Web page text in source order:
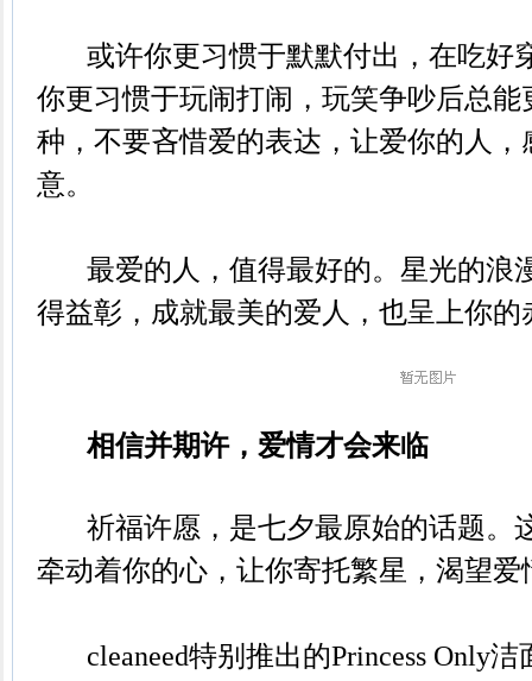
或许你更习惯于默默付出，在吃好
你更习惯于玩闹打闹，玩笑争吵后总
种，不要吝惜爱的表达，让爱你的人
意。
最爱的人，值得最好的。星光的浪
得益彰，成就最美的爱人，也呈上你的
相信并期许，爱情才会来临
祈福许愿，是七夕最原始的话题。
牵动着你的心，让你寄托繁星，渴望爱
cleaneed特别推出的Princess Only洁